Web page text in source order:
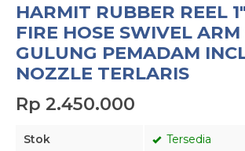
HARMIT RUBBER REEL
FIRE HOSE SWIVEL ARM
GULUNG PEMADAM
NOZZLE TERLARIS
Rp 2.450.000
Stok Tersedia